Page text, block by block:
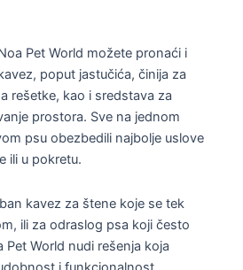
Pet World možete pronaći i
poput jastučića, činija za
rešetke, kao i sredstava za
prostora. Sve na jednom
psu obezbedili najbolje uslove
ili u pokretu.
kavez za štene koje se tek
ili za odraslog psa koji često
Pet World nudi rešenja koja